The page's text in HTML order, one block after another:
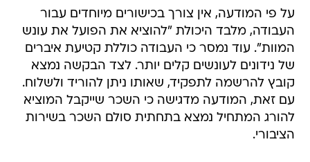
על פי המודעה, אין צורך בכישורים מיוחדים עבור
העבודה, מלבד היכולת "להוציא את הפועל את עונש
המוות". עוד נמסר כי העבודה כוללת קטיעת איברים
של נידונים לעונשים קלים יותר. לצד הבקשה נמצא
קובץ להרשמה לתפקיד, שאותו ניתן להוריד ולשלוח.
עם זאת, המודעה מדגישה כי השכר שייקבל המוציא
להורג המתחיל נמצא בתחתית סולם השכר בשירות
הציבורי.